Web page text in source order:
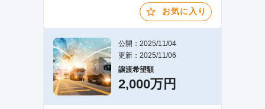
お気に入り
公開：2025/11/04
更新：2025/11/06
譲渡希望額
2,000万円